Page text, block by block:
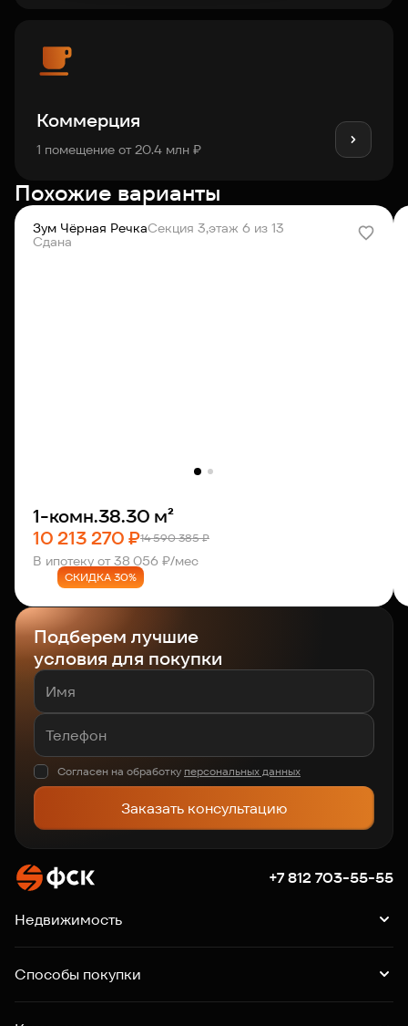
Коммерция
1 помещение от 20.4 млн ₽
Похожие варианты
Зум Чёрная РечкаСекция 3,этаж 6 из 13
Сдана
1-комн.38.30 м²
10 213 270 ₽14 590 385 ₽
В ипотеку от 38 056 ₽/мес
СКИДКА 30%
Подберем лучшие
условия для покупки
Согласен на обработку персональных данных
Заказать консультацию
+7 812 703-55-55
Недвижимость
Квартиры
Машино-места
Коммерция
Способы покупки
Ипотека